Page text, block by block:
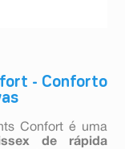
- Conforto
Confort é uma
de rápida